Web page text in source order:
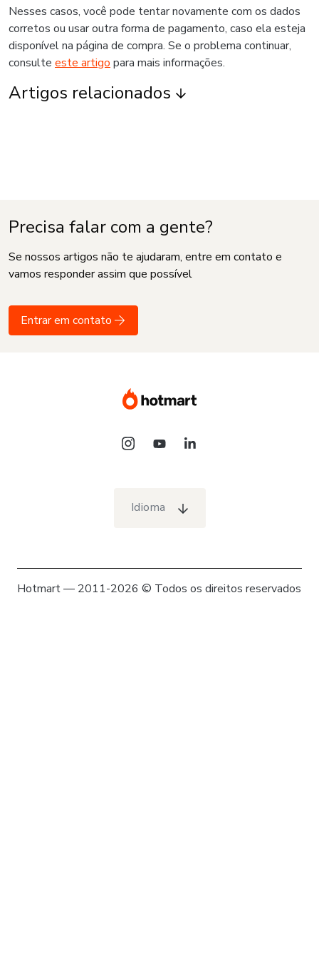
Nesses casos, você pode tentar novamente com os dados
corretos ou usar outra forma de pagamento, caso ela esteja
disponível na página de compra. Se o problema continuar,
consulte este artigo para mais informações.
Artigos relacionados
Precisa falar com a gente?
Se nossos artigos não te ajudaram, entre em contato e
vamos responder assim que possível
Entrar em contato
Idioma
Hotmart — 2011-2026 © Todos os direitos reservados